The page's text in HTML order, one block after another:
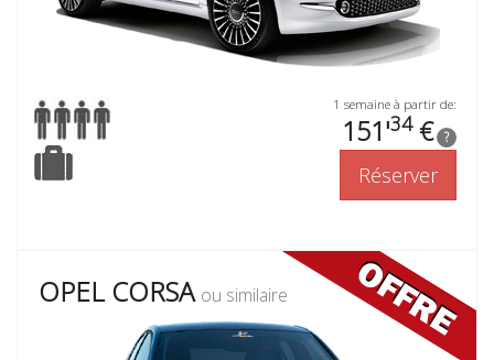
1 semaine à partir de:
151'34€ ?
Réserver
OPEL CORSA ou similaire